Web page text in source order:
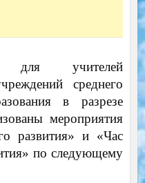
для учителей
среднего
в разрезе
мероприятия
развития» и «Час
по следующему